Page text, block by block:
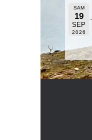
SAM
19
SEP
2026